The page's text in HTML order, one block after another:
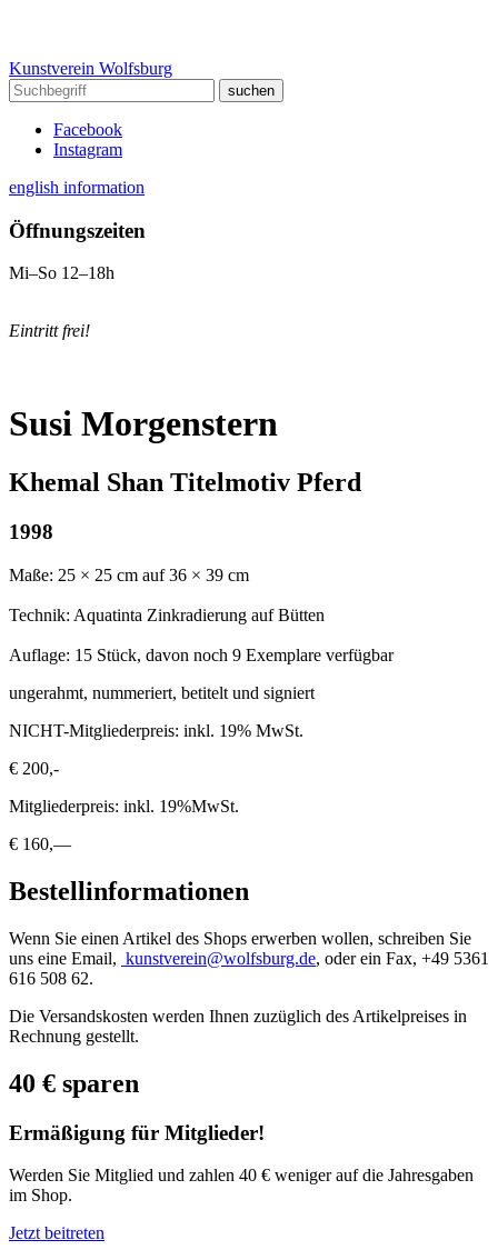
Kunstverein Wolfsburg
Facebook
Instagram
english information
Öffnungszeiten
Mi–So 12–18h
Eintritt frei!
Susi Morgenstern
Khemal Shan Titelmotiv Pferd
1998
Maße: 25 × 25 cm auf 36 × 39 cm
Technik: Aquatinta Zinkradierung auf Bütten
Auflage: 15 Stück, davon noch 9 Exemplare verfügbar
ungerahmt, nummeriert, betitelt und signiert
NICHT-Mitgliederpreis: inkl. 19% MwSt.
€ 200,-
Mitgliederpreis: inkl. 19%MwSt.
€ 160,—
Bestellinformationen
Wenn Sie einen Artikel des Shops erwerben wollen, schreiben Sie
uns eine Email, kunstverein@wolfsburg.de, oder ein Fax, +49 5361
616 508 62.
Die Versandskosten werden Ihnen zuzüglich des Artikelpreises in
Rechnung gestellt.
40 € sparen
Ermäßigung für Mitglieder!
Werden Sie Mitglied und zahlen 40 € weniger auf die Jahresgaben
im Shop.
Jetzt beitreten